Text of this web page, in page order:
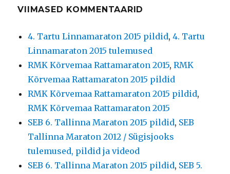
VIIMASED KOMMENTAARID
4. Tartu Linnamaraton 2015 pildid,4. Tartu
Linnamaraton 2015 tulemused
RMK Kõrvemaa Rattamaraton 2015,RMK
Kõrvemaa Rattamaraton 2015 pildid
RMK Kõrvemaa Rattamaraton 2015 pildid,
RMK Kõrvemaa Rattamaraton 2015
SEB 6. Tallinna Maraton 2015 pildid, SEB
Tallinna Maraton 2012 / Sügisjooks
tulemused, pildid ja videod
SEB 6. Tallinna Maraton 2015 pildid, SEB 5.